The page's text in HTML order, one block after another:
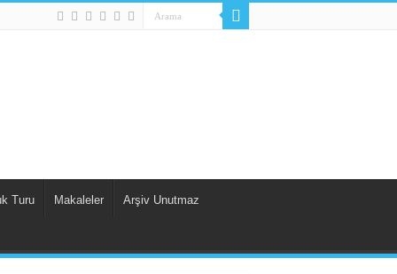
Turu Makaleler Arşiv Unutmaz